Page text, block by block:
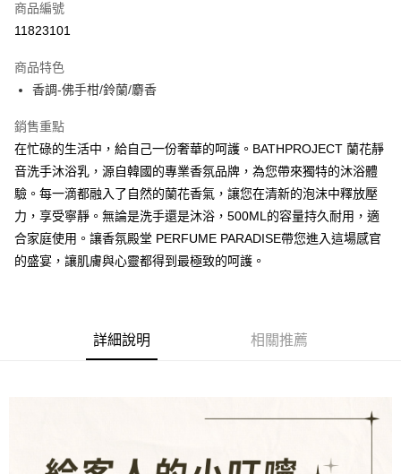
信用卡分期付款
合作金庫商業銀行
華南商業銀行
國泰世華商業銀行
臺灣中小企業銀行
台中商業銀行
匯豐（台灣）商業銀行
華泰商業銀行
聯邦商業銀行
遠東國際商業銀行
元大商業銀行
永豐商業銀行
台新國際商業銀行
中國信託商業銀行
台灣樂天信用卡公司
超商取貨付款
街口支付
悠遊付
全盈+PAY
AFTEE先享後付
相關說明
１．簡單：不需註冊會員、不需綁卡、不需儲值。
１．於結帳方式選擇「AFTEE先享後付」後，將跳轉至「AFTEE先享後付」
３．收到繳費通知簡訊後14天內，點擊此簡訊中的連結，可透過四大超商／
每筆NT$80，滿NT$1,000(含以上)免運費
商品編號
11823101
商品特色
香調-佛手柑/鈴蘭/麝香
銷售重點
在忙碌的生活中，給自己一份奢華的呵護。BATHPROJECT 蘭花靜
音洗手沐浴乳，源自韓國的專業香氛品牌，為您帶來獨特的沐浴體
驗。每一滴都融入了自然的蘭花香氣，讓您在清新的泡沫中釋放壓
力，享受寧靜。無論是洗手還是沐浴，500ML的容量持久耐用，適
合家庭使用。讓香氛殿堂 PERFUME PARADISE帶您進入這場感官
的盛宴，讓肌膚與心靈都得到最極致的呵護。
詳細說明 相關推薦